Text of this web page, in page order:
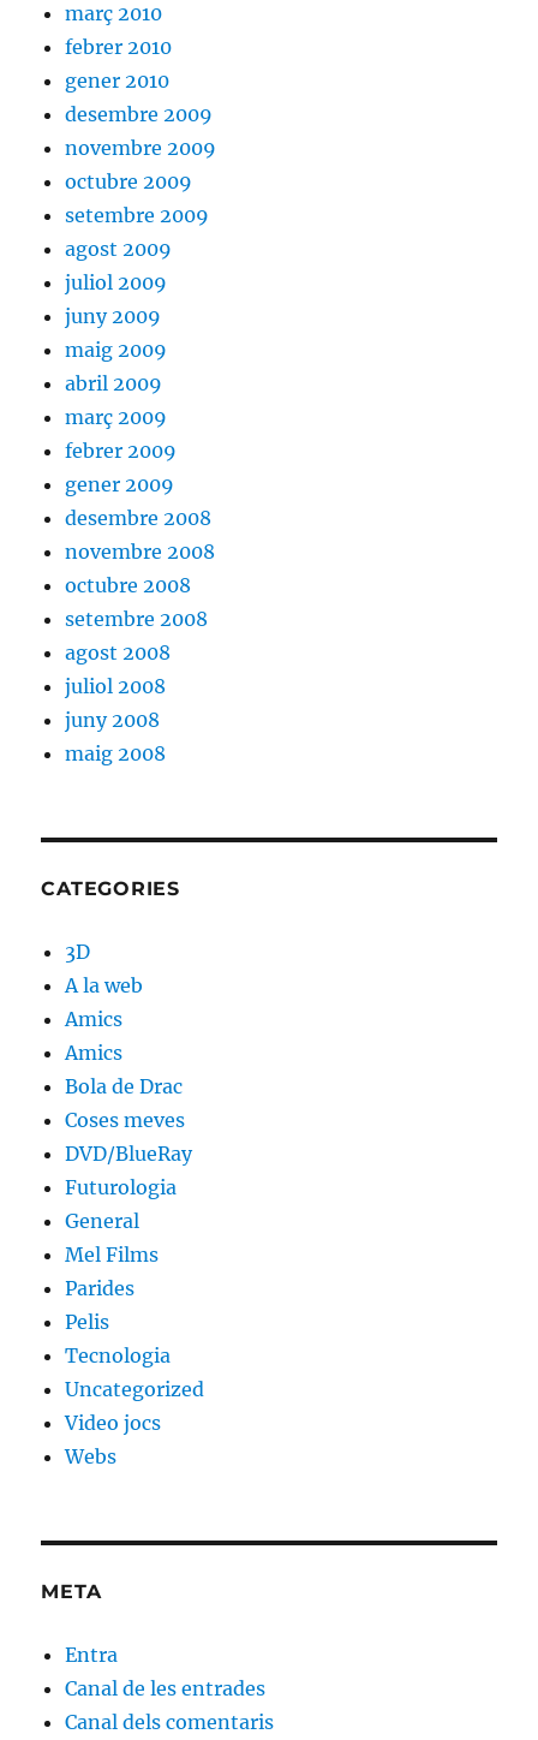
març 2010
febrer 2010
gener 2010
desembre 2009
novembre 2009
octubre 2009
setembre 2009
agost 2009
juliol 2009
juny 2009
maig 2009
abril 2009
març 2009
febrer 2009
gener 2009
desembre 2008
novembre 2008
octubre 2008
setembre 2008
agost 2008
juliol 2008
juny 2008
maig 2008
CATEGORIES
3D
A la web
Amics
Amics
Bola de Drac
Coses meves
DVD/BlueRay
Futurologia
General
Mel Films
Parides
Pelis
Tecnologia
Uncategorized
Video jocs
Webs
META
Entra
Canal de les entrades
Canal dels comentaris